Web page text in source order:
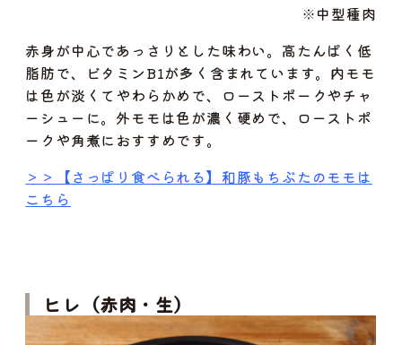
※中型種肉
赤身が中心であっさりとした味わい。高たんぱく低
脂肪で、ビタミンB1が多く含まれています。内モモ
は色が淡くてやわらかめで、ローストポークやチャ
ーシューに。外モモは色が濃く硬めで、ローストポ
ークや角煮におすすめです。
＞＞【さっぱり食べられる】和豚もちぶたのモモは
こちら
ヒレ（赤肉・生）